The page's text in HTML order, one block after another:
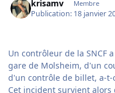
krisamv Membre
Publication: 18 janvier
Un contrôleur de la SNCF
gare de Molsheim, d'un
d'un contrôle de billet, a-t-
Cet incident survient